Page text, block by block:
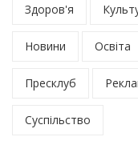
Здоров'я
Новини Освіта
Пресклуб
Суспільство